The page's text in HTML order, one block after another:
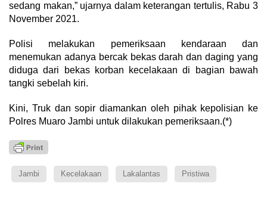
sedang makan,” ujarnya dalam keterangan tertulis, Rabu 3
November 2021.
Polisi melakukan pemeriksaan kendaraan dan
menemukan adanya bercak bekas darah dan daging yang
diduga dari bekas korban kecelakaan di bagian bawah
tangki sebelah kiri.
Kini, Truk dan sopir diamankan oleh pihak kepolisian ke
Polres Muaro Jambi untuk dilakukan pemeriksaan.(*)
Jambi Kecelakaan Lakalantas Pristiwa